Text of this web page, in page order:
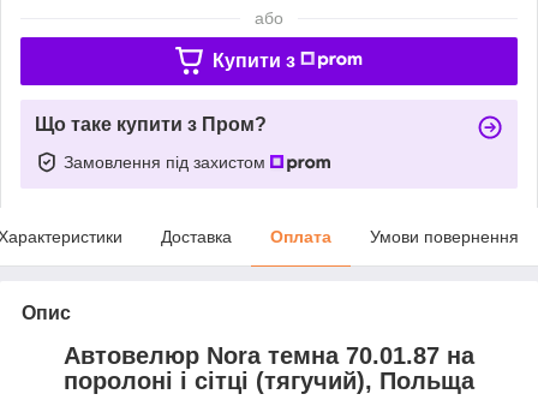
або
Купити з
Що таке купити з Пром?
Замовлення під захистом
Доставка Оплата Умови повернення
Опис
Автовелюр Nora темна 70.01.87 на
поролоні і сітці (тягучий), Польща